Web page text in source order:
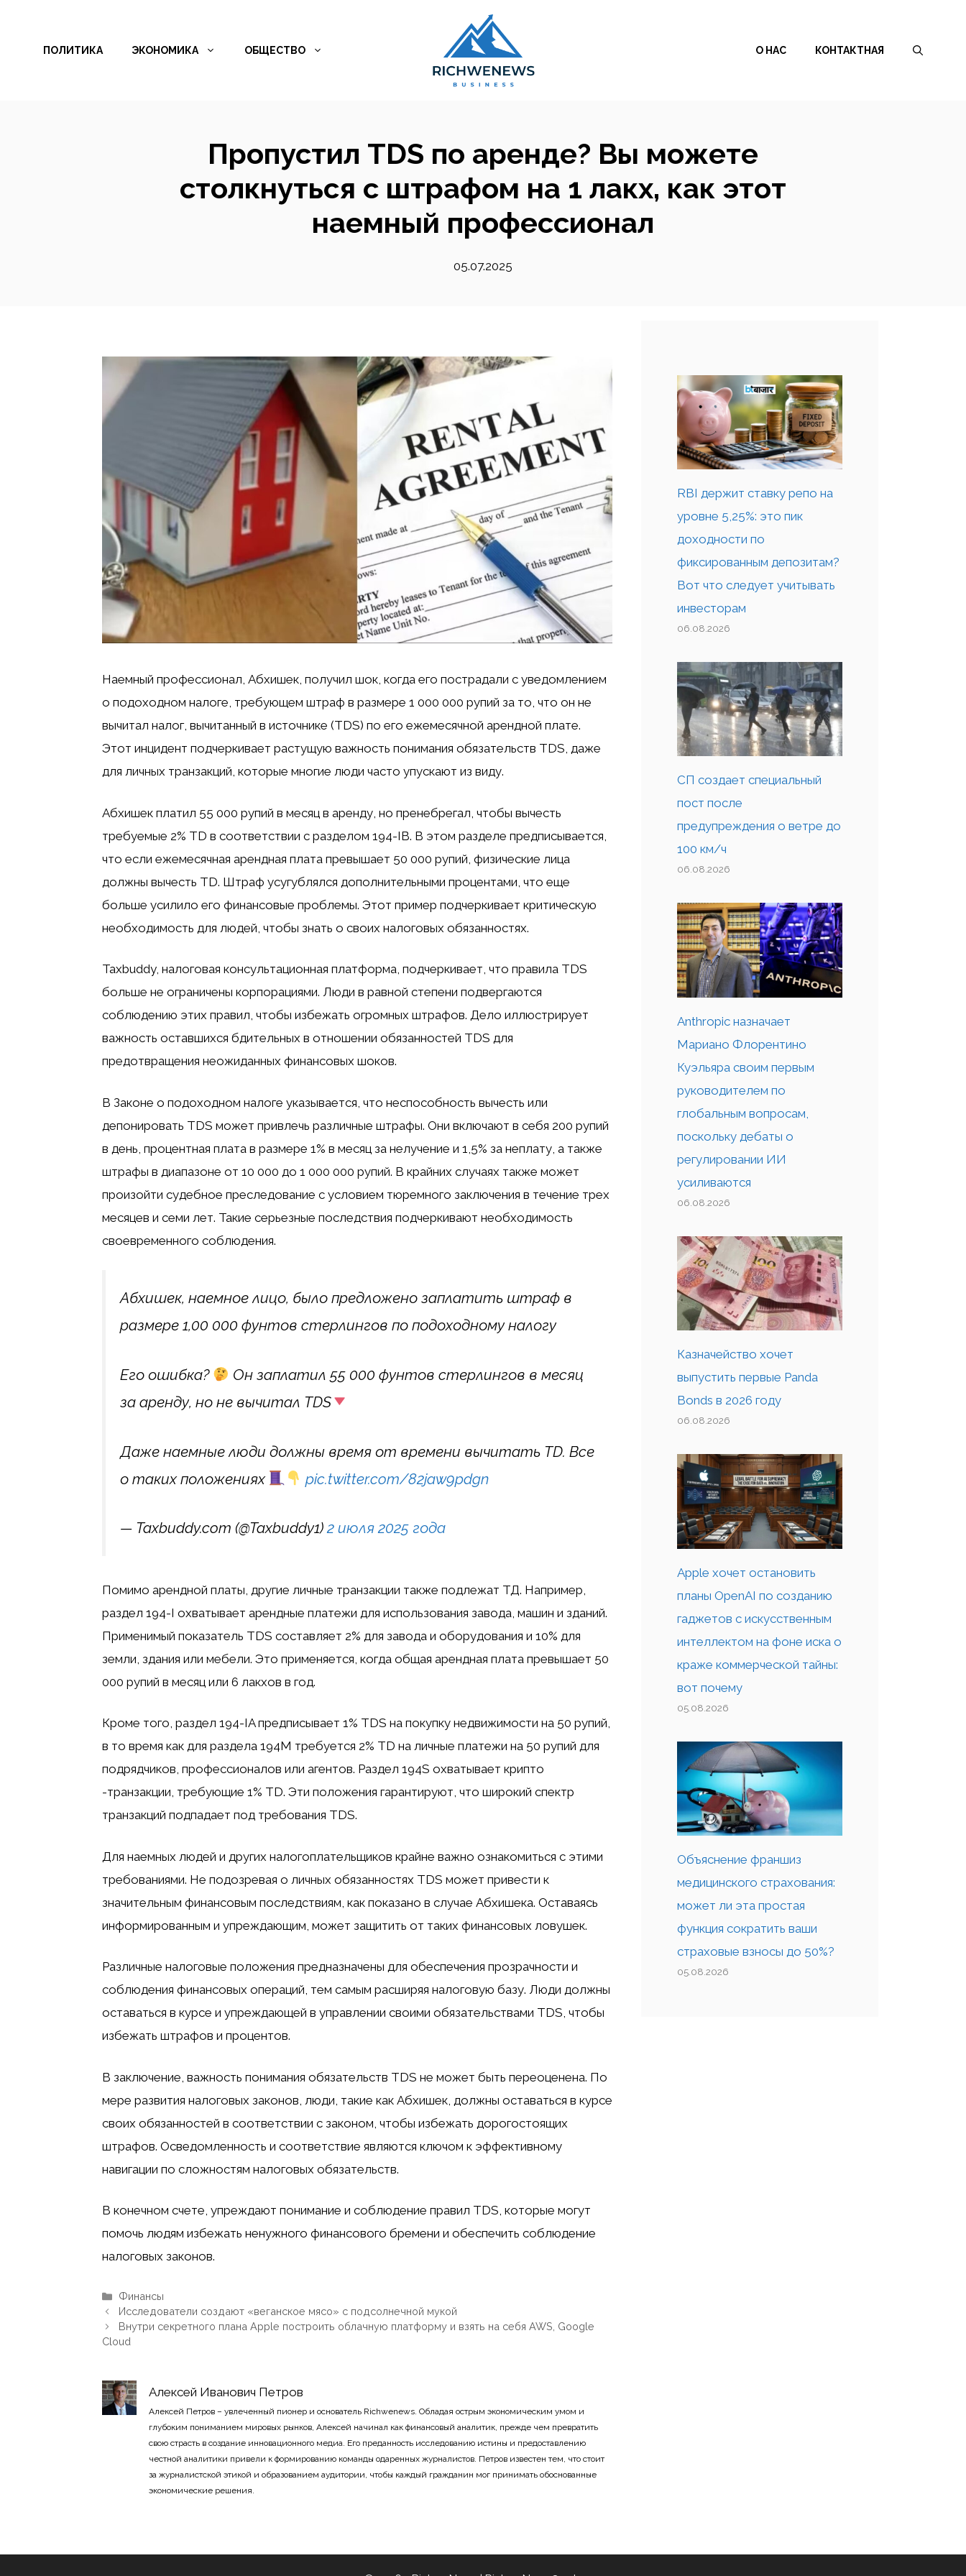
содержимому
ПОЛИТИКА ЭКОНОМИКА ОБЩЕСТВО О НАС КОНТАКТНАЯ
Пропустил TDS по аренде? Вы можете
столкнуться с штрафом на 1 лакх, как этот
наемный профессионал
05.07.2025
Наемный профессионал, Абхишек, получил шок, когда его пострадали с уведомлением
о подоходном налоге, требующем штраф в размере 1 000 000 рупий за то, что он не
вычитал налог, вычитанный в источнике (TDS) по его ежемесячной арендной плате.
Этот инцидент подчеркивает растущую важность понимания обязательств TDS, даже
для личных транзакций, которые многие люди часто упускают из виду.
Абхишек платил 55 000 рупий в месяц в аренду, но пренебрегал, чтобы вычесть
требуемые 2% TD в соответствии с разделом 194-IB. В этом разделе предписывается,
что если ежемесячная арендная плата превышает 50 000 рупий, физические лица
должны вычесть TD. Штраф усугублялся дополнительными процентами, что еще
больше усилило его финансовые проблемы. Этот пример подчеркивает критическую
необходимость для людей, чтобы знать о своих налоговых обязанностях.
Taxbuddy, налоговая консультационная платформа, подчеркивает, что правила TDS
больше не ограничены корпорациями. Люди в равной степени подвергаются
соблюдению этих правил, чтобы избежать огромных штрафов. Дело иллюстрирует
важность оставшихся бдительных в отношении обязанностей TDS для
предотвращения неожиданных финансовых шоков.
В Законе о подоходном налоге указывается, что неспособность вычесть или
депонировать TDS может привлечь различные штрафы. Они включают в себя 200 рупий
в день, процентная плата в размере 1% в месяц за нелучение и 1,5% за неплату, а также
штрафы в диапазоне от 10 000 до 1 000 000 рупий. В крайних случаях также может
произойти судебное преследование с условием тюремного заключения в течение трех
месяцев и семи лет. Такие серьезные последствия подчеркивают необходимость
своевременного соблюдения.
Абхишек, наемное лицо, было предложено заплатить штраф в
размере 1,00 000 фунтов стерлингов по подоходному налогу
Его ошибка?
Он заплатил 55 000 фунтов стерлингов в месяц
за аренду, но не вычитал TDS
Даже наемные люди должны время от времени вычитать TD. Все
о таких положениях
pic.twitter.com/82jaw9pdgn
— Taxbuddy.com (@Taxbuddy1)2 июля 2025 года
Помимо арендной платы, другие личные транзакции также подлежат ТД. Например,
раздел 194-I охватывает арендные платежи для использования завода, машин и зданий.
Применимый показатель TDS составляет 2% для завода и оборудования и 10% для
земли, здания или мебели. Это применяется, когда общая арендная плата превышает 50
000 рупий в месяц или 6 лакхов в год.
Кроме того, раздел 194-IA предписывает 1% TDS на покупку недвижимости на 50 рупий,
в то время как для раздела 194M требуется 2% TD на личные платежи на 50 рупий для
подрядчиков, профессионалов или агентов. Раздел 194S охватывает крипто
-транзакции, требующие 1% TD. Эти положения гарантируют, что широкий спектр
транзакций подпадает под требования TDS.
Для наемных людей и других налогоплательщиков крайне важно ознакомиться с этими
требованиями. Не подозревая о личных обязанностях TDS может привести к
значительным финансовым последствиям, как показано в случае Абхишека. Оставаясь
информированным и упреждающим, может защитить от таких финансовых ловушек.
Различные налоговые положения предназначены для обеспечения прозрачности и
соблюдения финансовых операций, тем самым расширяя налоговую базу. Люди должны
оставаться в курсе и упреждающей в управлении своими обязательствами TDS, чтобы
избежать штрафов и процентов.
В заключение, важность понимания обязательств TDS не может быть переоценена. По
мере развития налоговых законов, люди, такие как Абхишек, должны оставаться в курсе
своих обязанностей в соответствии с законом, чтобы избежать дорогостоящих
штрафов. Осведомленность и соответствие являются ключом к эффективному
навигации по сложностям налоговых обязательств.
В конечном счете, упреждают понимание и соблюдение правил TDS, которые могут
помочь людям избежать ненужного финансового бремени и обеспечить соблюдение
налоговых законов.
Рубрики
Финансы
Исследователи создают «веганское мясо» с подсолнечной мукой
Внутри секретного плана Apple построить облачную платформу и взять на себя AWS, Google
Cloud
Алексей Иванович Петров
Алексей Петров – увлеченный пионер и основатель Richwenews. Обладая острым экономическим умом и
глубоким пониманием мировых рынков, Алексей начинал как финансовый аналитик, прежде чем превратить
свою страсть в создание инновационного медиа. Его преданность исследованию истины и предоставлению
честной аналитики привели к формированию команды одаренных журналистов. Петров известен тем, что стоит
за журналистской этикой и образованием аудитории, чтобы каждый гражданин мог принимать обоснованные
экономические решения.
RBI держит ставку репо на
уровне 5,25%: это пик
доходности по
фиксированным депозитам?
Вот что следует учитывать
инвесторам
06.08.2026
СП создает специальный
пост после
предупреждения о ветре до
100 км/ч
06.08.2026
Anthropic назначает
Мариано Флорентино
Куэльяра своим первым
руководителем по
глобальным вопросам,
поскольку дебаты о
регулировании ИИ
усиливаются
06.08.2026
Казначейство хочет
выпустить первые Panda
Bonds в 2026 году
06.08.2026
Apple хочет остановить
планы OpenAI по созданию
гаджетов с искусственным
интеллектом на фоне иска о
краже коммерческой тайны:
вот почему
05.08.2026
Объяснение франшиз
медицинского страхования:
может ли эта простая
функция сократить ваши
страховые взносы до 50%?
05.08.2026